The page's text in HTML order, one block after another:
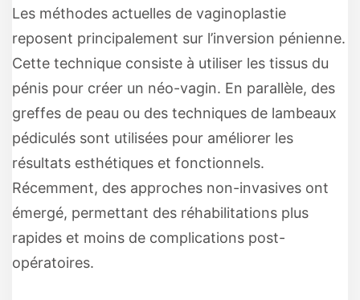
Les méthodes actuelles de vaginoplastie
reposent principalement sur l’inversion pénienne.
Cette technique consiste à utiliser les tissus du
pénis pour créer un néo-vagin. En parallèle, des
greffes de peau ou des techniques de lambeaux
pédiculés sont utilisées pour améliorer les
résultats esthétiques et fonctionnels.
Récemment, des approches non-invasives ont
émergé, permettant des réhabilitations plus
rapides et moins de complications post-
opératoires.